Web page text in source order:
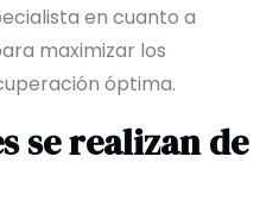
en cuanto a
maximizar los
óptima.
se realizan de